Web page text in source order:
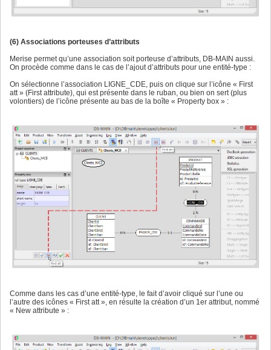
(6) Associations porteuses d’attributs
Merise permet qu’une association soit porteuse d’attributs, DB-MAIN aussi.
On procède comme dans le cas de l’ajout d’attributs pour une entité-type :
On sélectionne l’association LIGNE_CDE, puis on clique sur l’icône « First
att » (First attribute), qui est présente dans le ruban, ou bien on sert (plus
volontiers) de l’icône présente au bas de la boîte « Property box » :
Comme dans les cas d’une entité-type, le fait d’avoir cliqué sur l’une ou
l’autre des icônes « First att », en résulte la création d’un 1er attribut, nommé
« New attribute » :